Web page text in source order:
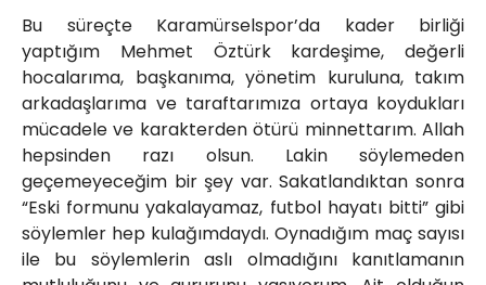
Bu süreçte Karamürselspor’da kader birliği
yaptığım Mehmet Öztürk kardeşime, değerli
hocalarıma, başkanıma, yönetim kuruluna, takım
arkadaşlarıma ve taraftarımıza ortaya koydukları
mücadele ve karakterden ötürü minnettarım. Allah
hepsinden razı olsun. Lakin söylemeden
geçemeyeceğim bir şey var. Sakatlandıktan sonra
“Eski formunu yakalayamaz, futbol hayatı bitti” gibi
söylemler hep kulağımdaydı. Oynadığım maç sayısı
ile bu söylemlerin aslı olmadığını kanıtlamanın